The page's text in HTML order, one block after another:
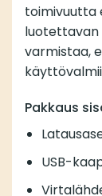
toimivuutta
luotettavan
varmistaa,
Pakkaus
USB-